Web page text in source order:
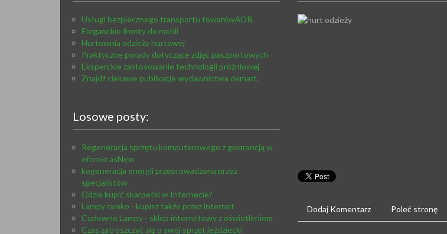
Usługi bezpiecznego transportu towarówADR.
Eleganckie fronty do mebli
Hurtownia odzieży hurtowej
Praktyczne porady dotyczące zdjęć paszportowych
Eksperckie zastosowanie technologii próżniowej
Znajdź ciekawe publikacje wydawnictwa demart.
Losowe posty:
Regeneracja sprzętu komputerowego z gwarancją w
ofercie asNew
kogeneracja energii przeprowadzona przez
specjalistów
Gdzie kupić skarpetki w Internecie?
Lampy ramko - kupisz także przez internet
Cudowne Lampy - sklep internetowy z oświetleniem
Czas zatroszczyć się o swój sprzęt jeździecki
Dodaj Komentarz Poleć stronę